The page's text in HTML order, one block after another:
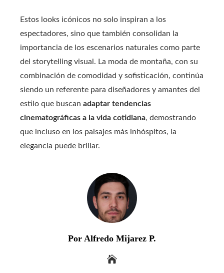
Estos looks icónicos no solo inspiran a los
espectadores, sino que también consolidan la
importancia de los escenarios naturales como parte
del storytelling visual. La moda de montaña, con su
combinación de comodidad y sofisticación, continúa
siendo un referente para diseñadores y amantes del
estilo que buscan adaptar tendencias
cinematográficas a la vida cotidiana, demostrando
que incluso en los paisajes más inhóspitos, la
elegancia puede brillar.
Por Alfredo Mijarez P.